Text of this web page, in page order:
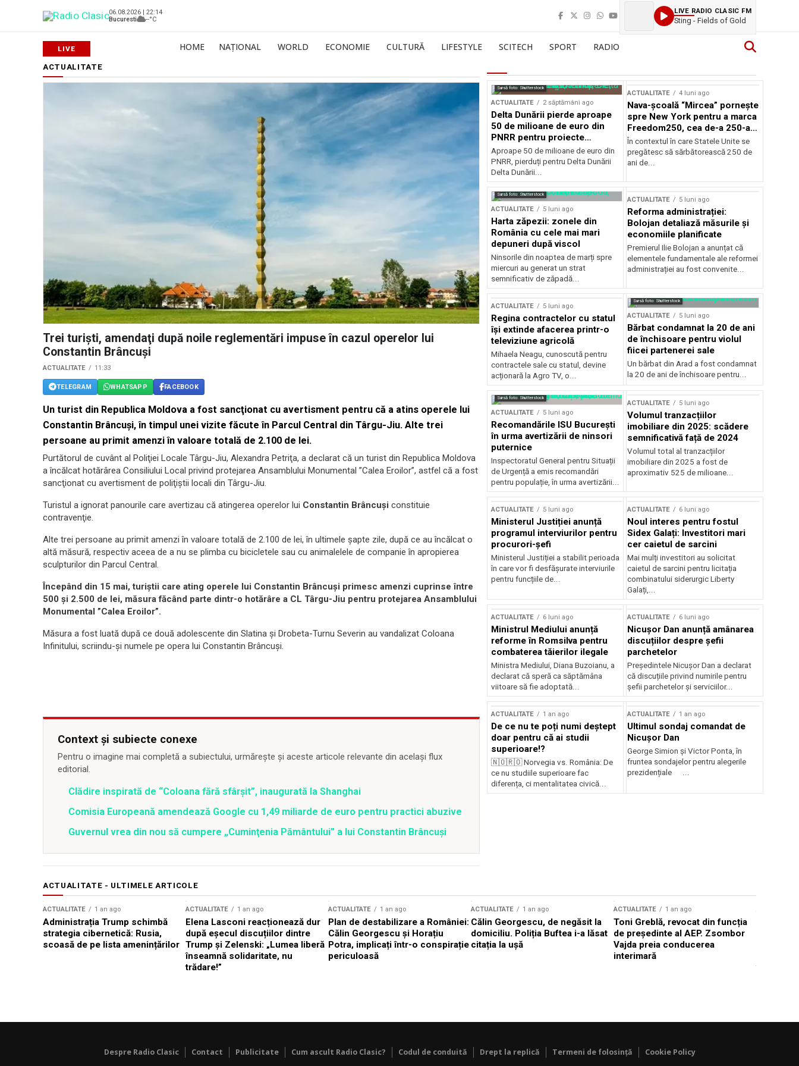
06.08.2026 | 22:14
Bucuresti
--°C
LIVE RADIO CLASIC FM
Sting - Fields of Gold
HOME NAȚIONAL WORLD ECONOMIE CULTURĂ LIFESTYLE SCITECH SPORT RADIO
ACTUALITATE
Trei turişti, amendaţi după noile reglementări impuse în cazul operelor lui
Constantin Brâncuşi
ACTUALITATE 11:33
TELEGRAM WHATSAPP FACEBOOK
Un turist din Republica Moldova a fost sancţionat cu avertisment pentru că a atins operele lui
Constantin Brâncuşi, în timpul unei vizite făcute în Parcul Central din Târgu-Jiu. Alte trei
persoane au primit amenzi în valoare totală de 2.100 de lei.
Purtătorul de cuvânt al Poliţiei Locale Târgu-Jiu, Alexandra Petriţa, a declarat că un turist din Republica Moldova
a încălcat hotărârea Consiliului Local privind protejarea Ansamblului Monumental ”Calea Eroilor”, astfel că a fost
sancţionat cu avertisment de poliţiştii locali din Târgu-Jiu.
Turistul a ignorat panourile care avertizau că atingerea operelor lui Constantin Brâncuşi constituie
contravenţie.
Alte trei persoane au primit amenzi în valoare totală de 2.100 de lei, în ultimele şapte zile, după ce au încălcat o
altă măsură, respectiv aceea de a nu se plimba cu bicicletele sau cu animalelele de companie în apropierea
sculpturilor din Parcul Central.
Începând din 15 mai, turiştii care ating operele lui Constantin Brâncuşi primesc amenzi cuprinse între
500 şi 2.500 de lei, măsura făcând parte dintr-o hotărâre a CL Târgu-Jiu pentru protejarea Ansamblului
Monumental ”Calea Eroilor”.
Măsura a fost luată după ce două adolescente din Slatina şi Drobeta-Turnu Severin au vandalizat Coloana
Infinitului, scriindu-şi numele pe opera lui Constantin Brâncuşi.
Context și subiecte conexe
Pentru o imagine mai completă a subiectului, urmărește și aceste articole relevante din același flux
editorial.
Clădire inspirată de “Coloana fără sfârşit”, inaugurată la Shanghai
Comisia Europeană amendează Google cu 1,49 miliarde de euro pentru practici abuzive
Guvernul vrea din nou să cumpere „Cuminţenia Pământului” a lui Constantin Brâncuşi
Sursă foto: Shutterstock
ACTUALITATE 2 săptămâni ago
Delta Dunării pierde aproape
50 de milioane de euro din
PNRR pentru proiecte
esențiale
Aproape 50 de milioane de euro din
PNRR, pierduți pentru Delta Dunării
Delta Dunării...
ACTUALITATE 4 luni ago
Nava-școală “Mircea” pornește
spre New York pentru a marca
Freedom250, cea de-a 250-a
aniversare a Statelor Unite
În contextul în care Statele Unite se
pregătesc să sărbătorească 250 de
ani de...
Sursă foto: Shutterstock
ACTUALITATE 5 luni ago
Harta zăpezii: zonele din
România cu cele mai mari
depuneri după viscol
Ninsorile din noaptea de marți spre
miercuri au generat un strat
semnificativ de zăpadă...
ACTUALITATE 5 luni ago
Reforma administrației:
Bolojan detaliază măsurile și
economiile planificate
Premierul Ilie Bolojan a anunțat că
elementele fundamentale ale reformei
administrației au fost convenite...
ACTUALITATE 5 luni ago
Regina contractelor cu statul
își extinde afacerea printr-o
televiziune agricolă
Mihaela Neagu, cunoscută pentru
contractele sale cu statul, devine
acționară la Agro TV, o...
Sursă foto: Shutterstock
ACTUALITATE 5 luni ago
Bărbat condamnat la 20 de ani
de închisoare pentru violul
fiicei partenerei sale
Un bărbat din Arad a fost condamnat
la 20 de ani de închisoare pentru...
Sursă foto: Shutterstock
ACTUALITATE 5 luni ago
Recomandările ISU București
în urma avertizării de ninsori
puternice
Inspectoratul General pentru Situații
de Urgență a emis recomandări
pentru populație, în urma avertizării...
ACTUALITATE 5 luni ago
Volumul tranzacțiilor
imobiliare din 2025: scădere
semnificativă față de 2024
Volumul total al tranzacțiilor
imobiliare din 2025 a fost de
aproximativ 525 de milioane...
ACTUALITATE 5 luni ago
Ministerul Justiției anunță
programul interviurilor pentru
procurori-șefi
Ministerul Justiției a stabilit perioada
în care vor fi desfășurate interviurile
pentru funcțiile de...
ACTUALITATE 6 luni ago
Noul interes pentru fostul
Sidex Galați: Investitori mari
cer caietul de sarcini
Mai mulți investitori au solicitat
caietul de sarcini pentru licitația
combinatului siderurgic Liberty
Galați,...
ACTUALITATE 6 luni ago
Ministrul Mediului anunță
reforme în Romsilva pentru
combaterea tăierilor ilegale
Ministra Mediului, Diana Buzoianu, a
declarat că speră ca săptămâna
viitoare să fie adoptată...
ACTUALITATE 6 luni ago
Nicușor Dan anunță amânarea
discuțiilor despre șefii
parchetelor
Președintele Nicușor Dan a declarat
că discuțiile privind numirile pentru
șefii parchetelor și serviciilor...
ACTUALITATE 1 an ago
De ce nu te poți numi deștept
doar pentru că ai studii
superioare!?
🇳🇴🇷🇴 Norvegia vs. România: De
ce nu studiile superioare fac
diferența, ci mentalitatea civică...
ACTUALITATE 1 an ago
Ultimul sondaj comandat de
Nicușor Dan
George Simion și Victor Ponta, în
fruntea sondajelor pentru alegerile
prezidențiale ...
ACTUALITATE - ULTIMELE ARTICOLE
ACTUALITATE 1 an ago
Administrația Trump schimbă
strategia cibernetică: Rusia,
scoasă de pe lista amenințărilor
ACTUALITATE 1 an ago
Elena Lasconi reacționează dur
după eșecul discuțiilor dintre
Trump și Zelenski: „Lumea liberă
înseamnă solidaritate, nu
trădare!”
ACTUALITATE 1 an ago
Plan de destabilizare a României:
Călin Georgescu și Horațiu
Potra, implicați într-o conspirație
periculoasă
ACTUALITATE 1 an ago
Călin Georgescu, de negăsit la
domiciliu. Poliția Buftea i-a lăsat
citația la ușă
ACTUALITATE 1 an ago
Toni Greblă, revocat din funcția
de președinte al AEP. Zsombor
Vajda preia conducerea
interimară
Despre Radio Clasic Contact Publicitate Cum ascult Radio Clasic? Codul de conduită Drept la replică Termeni de folosință Cookie Policy